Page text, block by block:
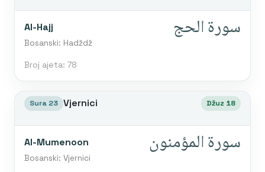
Al-Hajj
Bosanski: Hadždž
سورة الحج
Broj ajeta: 78
Sura 23 Vjernici Džuz 18
Al-Mumenoon
Bosanski: Vjernici
سورة المؤمنون